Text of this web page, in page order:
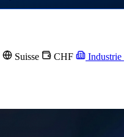
Suisse CHF Industrie